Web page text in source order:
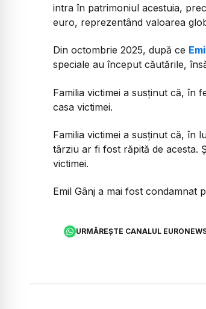
intra în patrimoniul acestuia,
euro, reprezentând valoarea
Din octombrie 2025, după ce
speciale au început căutările,
Familia victimei a susținut că, în
casa victimei.
Familia victimei a susținut că, în
târziu ar fi fost răpită de acesta.
victimei.
Emil Gânj a mai fost condamnat
URMĂREȘTE CANALUL